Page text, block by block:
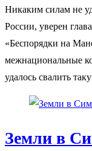
Никаким силам не
России, уверен
«Беспорядки на
межнациональные
удалось свалить
Земли в